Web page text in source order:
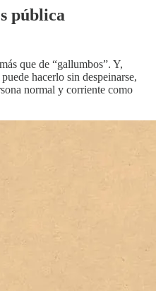
pública
que de “gallumbos”. Y,
hacerlo sin despeinarse,
normal y corriente como